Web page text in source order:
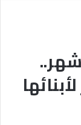
الأنقاض منذ 4 أشهر..